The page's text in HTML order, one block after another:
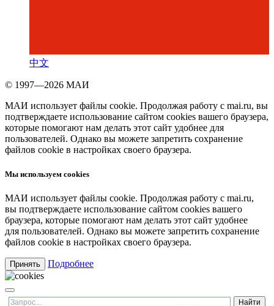
中文
© 1997—2026 МАИ
МАИ использует файлы cookie. Продолжая работу с mai.ru, вы
подтверждаете использование сайтом cookies вашего браузера,
которые помогают нам делать этот сайт удобнее для
пользователей. Однако вы можете запретить сохранение
файлов cookie в настройках своего браузера.
Мы используем cookies
МАИ использует файлы cookie. Продолжая работу с mai.ru,
вы подтверждаете использование сайтом cookies вашего
браузера, которые помогают нам делать этот сайт удобнее
для пользователей. Однако вы можете запретить сохранение
файлов cookie в настройках своего браузера.
Принять Подробнее